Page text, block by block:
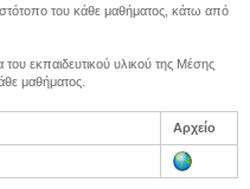
του κάθε μαθήματος, κάτω από
εκπαιδευτικού υλικού της Μέσης
μαθήματος.
Αρχείο